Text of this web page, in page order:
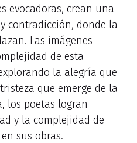
evocadoras, crean una
contradicción, donde la
Las imágenes
de esta
la alegría que
que emerge de la
los poetas logran
y la complejidad de
sus obras.